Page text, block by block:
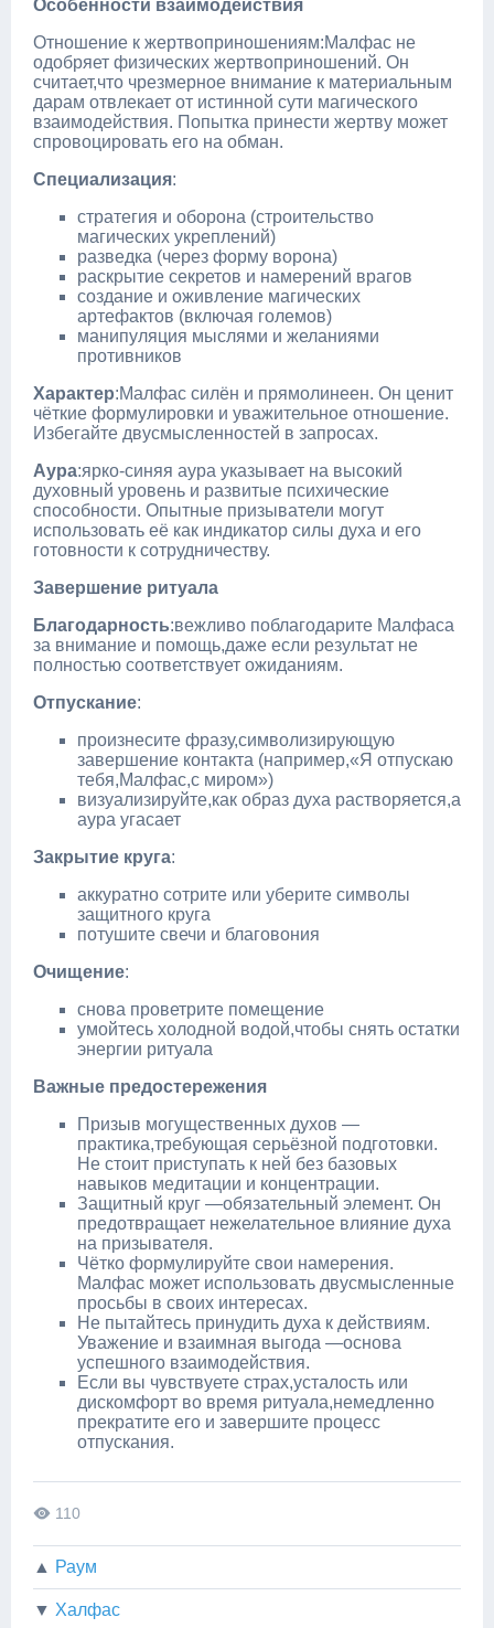
Особенности взаимодействия
Отношение к жертвоприношениям:Малфас не
одобряет физических жертвоприношений. Он
считает,что чрезмерное внимание к материальным
дарам отвлекает от истинной сути магического
взаимодействия. Попытка принести жертву может
спровоцировать его на обман.
Специализация:
стратегия и оборона (строительство
магических укреплений)
разведка (через форму ворона)
раскрытие секретов и намерений врагов
создание и оживление магических
артефактов (включая големов)
манипуляция мыслями и желаниями
противников
Характер:Малфас силён и прямолинеен. Он ценит
чёткие формулировки и уважительное отношение.
Избегайте двусмысленностей в запросах.
Аура:ярко‑синяя аура указывает на высокий
духовный уровень и развитые психические
способности. Опытные призыватели могут
использовать её как индикатор силы духа и его
готовности к сотрудничеству.
Завершение ритуала
Благодарность:вежливо поблагодарите Малфаса
за внимание и помощь,даже если результат не
полностью соответствует ожиданиям.
Отпускание:
произнесите фразу,символизирующую
завершение контакта (например,«Я отпускаю
тебя,Малфас,с миром»)
визуализируйте,как образ духа растворяется,а
аура угасает
Закрытие круга:
аккуратно сотрите или уберите символы
защитного круга
потушите свечи и благовония
Очищение:
снова проветрите помещение
умойтесь холодной водой,чтобы снять остатки
энергии ритуала
Важные предостережения
Призыв могущественных духов —
практика,требующая серьёзной подготовки.
Не стоит приступать к ней без базовых
навыков медитации и концентрации.
Защитный круг —обязательный элемент. Он
предотвращает нежелательное влияние духа
на призывателя.
Чётко формулируйте свои намерения.
Малфас может использовать двусмысленные
просьбы в своих интересах.
Не пытайтесь принудить духа к действиям.
Уважение и взаимная выгода —основа
успешного взаимодействия.
Если вы чувствуете страх,усталость или
дискомфорт во время ритуала,немедленно
прекратите его и завершите процесс
отпускания.
110
▲ Раум
▼ Халфас